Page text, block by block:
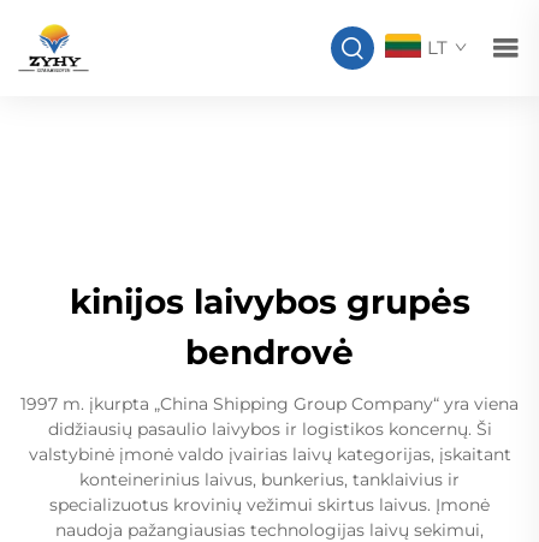
LT
kinijos laivybos grupės
bendrovė
1997 m. įkurpta „China Shipping Group Company“ yra viena
didžiausių pasaulio laivybos ir logistikos koncernų. Ši
valstybinė įmonė valdo įvairias laivų kategorijas, įskaitant
konteinerinius laivus, bunkerius, tanklaivius ir
specializuotus krovinių vežimui skirtus laivus. Įmonė
naudoja pažangiausias technologijas laivų sekimui,